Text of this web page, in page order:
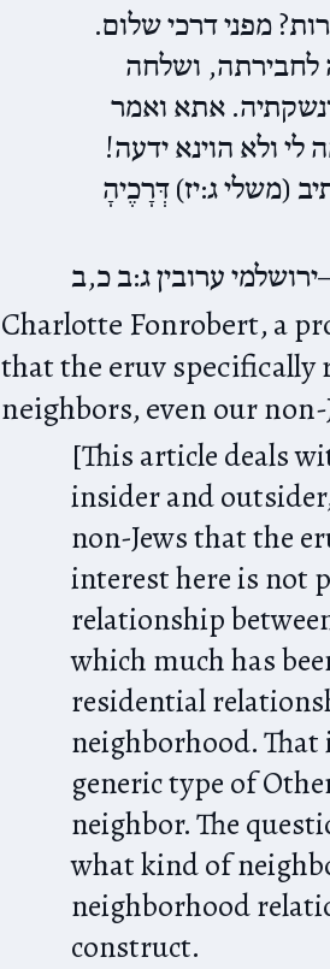
מפני דרכי שלום.
ושלחה
אתא ואמר
ולא הוינא ידעה!
(משלי ג:יז) דְּרָכֶיהָ
ירושלמי ערובין ג:ב כ,ב
Charlotte Fonrobert, a
that the eruv specifically
neighbors, even our
[This article deals
insider and
non-Jews that the
interest here is not
relationship
which much has
residential
neighborhood.
generic type of
neighbor. The
what kind of
neighborhood
construct.